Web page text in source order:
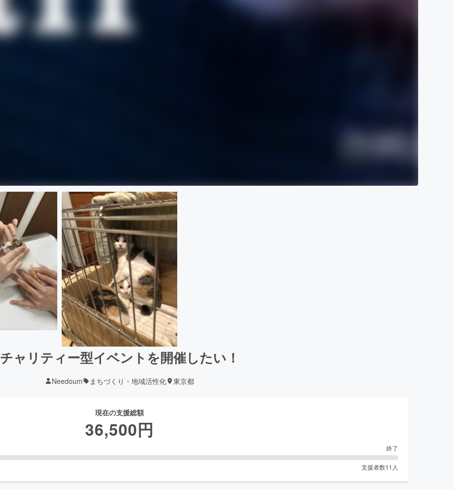
チャリティー型イベントを開催したい！
Needoum まちづくり・地域活性化 東京都
現在の支援総額
36,500円
終了
支援者数11 人